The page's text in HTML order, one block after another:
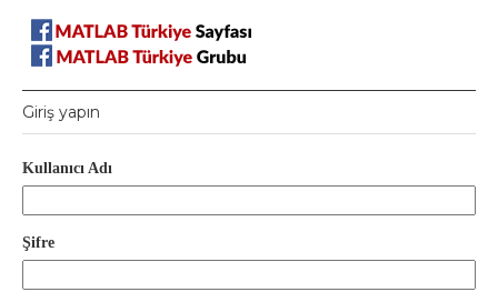
Giriş yapın
Kullanıcı Adı
Şifre